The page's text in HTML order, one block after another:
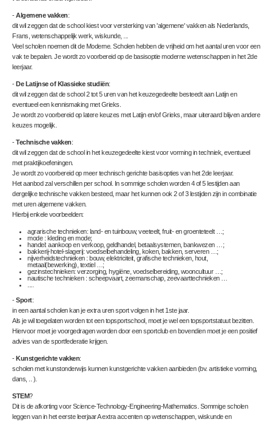
-Algemene vakken:
dit wil zeggen dat de school kiest voor versterking van 'algemene' vakken als Nederlands,
Frans, wetenschappelijk werk, wiskunde, ...
Veel scholen noemen dit de Moderne. Scholen hebben de vrijheid om het aantal uren voor een
vak te bepalen. Je wordt zo voorbereid op de basisoptie moderne wetenschappen in het 2de
leerjaar.
-De Latijnse of Klassieke studiën:
dit wil zeggen dat de school 2 tot 5 uren van het keuzegedeelte besteedt aan Latijn en
eventueel een kennismaking met Grieks.
Je wordt zo voorbereid op latere keuzes met Latijn en/of Grieks, maar uiteraard blijven andere
keuzes mogelijk.
-Technische vakken:
dit wil zeggen dat de school in het keuzegedeelte kiest voor vorming in techniek, eventueel
met praktijkoefeningen.
Je wordt zo voorbereid op meer technisch gerichte basisopties van het 2de leerjaar.
Het aanbod zal verschillen per school. In sommige scholen worden 4 of 5 lestijden aan
dergelijke technische vakken besteed, maar het kunnen ook 2 of 3 lestijden zijn in combinatie
met uren algemene vakken.
Hierbij enkele voorbeelden:
agrarische technieken: land- en tuinbouw, veeteelt, fruit- en groenteteelt …;
mode: kleding en mode;
handel: aankoop en verkoop, geldhandel, betaalsystemen, bankwezen …;
bakkerij-hotel-slagerij: voedselbehandeling, koken, bakken, serveren …;
nijverheidstechnieken : bouw, elektriciteit, grafische technieken, hout,
metaal(bewerking), textiel …;
gezinstechnieken: verzorging, hygiëne, voedselbereiding, wooncultuur …;
nautische technieken: scheepvaart, zeemanschap, zeevaarttechnieken …
-Sport:
in een aantal scholen kan je extra uren sport volgen in het 1ste jaar.
Als je wil toegelaten worden tot een topsportschool, moet je wel een topsportstatuut bezitten.
Hiervoor moet je voorgedragen worden door een sportclub en bovendien moet je een positief
advies van de sportfederatie krijgen.
-Kunstgerichte vakken:
scholen met kunstonderwijs kunnen kunstgerichte vakken aanbieden (bv. artistieke vorming,
dans, .. ).
STEM?
Dit is de afkorting voor Science-Technology-Engineering-Mathematics. Sommige scholen
leggen van in het eerste leerjaar A extra accenten op wetenschappen, wiskunde en